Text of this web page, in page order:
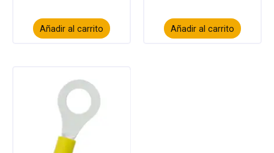
Añadir al carrito Añadir al carrito